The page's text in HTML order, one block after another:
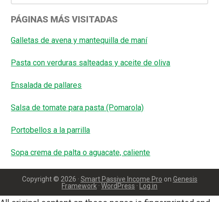
PÁGINAS MÁS VISITADAS
Galletas de avena y mantequilla de maní
Pasta con verduras salteadas y aceite de oliva
Ensalada de pallares
Salsa de tomate para pasta (Pomarola)
Portobellos a la parrilla
Sopa crema de palta o aguacate, caliente
Copyright © 2026 · Smart Passive Income Pro on Genesis
Framework · WordPress · Log in